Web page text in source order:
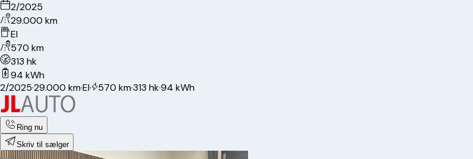
2/2025
29.000 km
El
570 km
313 hk
94 kWh
2/2025·29.000 km·El· 570 km·313 hk·94 kWh
Ring nu
Skriv til sælger